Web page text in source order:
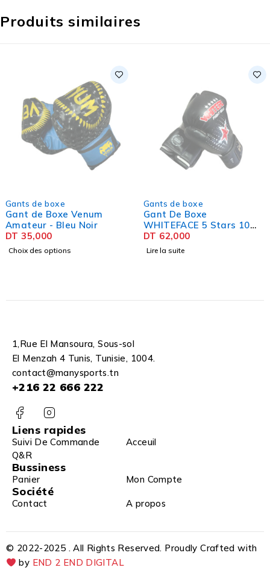
Produits similaires
Gants de boxe
Gant de Boxe Venum
Amateur - Bleu Noir
DT 35,000
Choix des options
Gants de boxe
Gant De Boxe
WHITEFACE 5 Stars 10
OZ
DT 62,000
Lire la suite
1,Rue El Mansoura, Sous-sol
El Menzah 4 Tunis, Tunisie, 1004.
contact@manysports.tn
+216 22 666 222
Liens rapides
Suivi De Commande
Acceuil
Q&R
Bussiness
Panier Mon Compte
Société
Contact A propos
© 2022-2025 . All Rights Reserved. Proudly Crafted with
by END 2 END DIGITAL